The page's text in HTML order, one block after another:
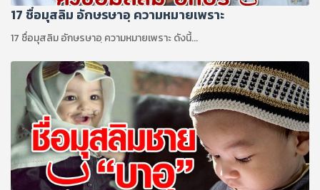
17 ชื่อมุสลิม อักษรษาอฺ ความหมายเพราะ
17 ชื่อมุสลิม อักษรษาอฺ ความหมายเพราะ ดังนี้...